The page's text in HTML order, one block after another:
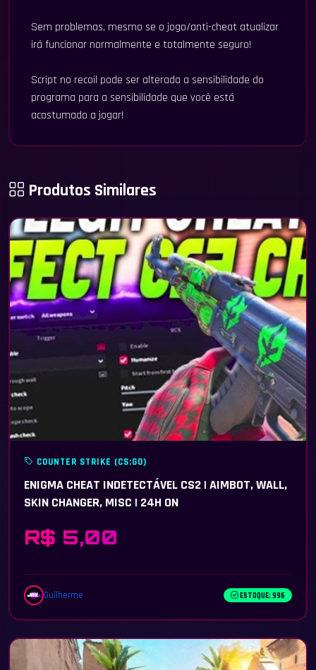
Sem problemas, mesmo se o jogo/anti-cheat atualizar
irá funcionar normalmente e totalmente seguro!
Script no recoil pode ser alterada a sensibilidade do
programa para a sensibilidade que você está
acostumado a jogar!
Produtos Similares
COUNTER STRIKE (CS:GO)
ENIGMA CHEAT INDETECTÁVEL CS2 | AIMBOT, WALL,
SKIN CHANGER, MISC | 24H ON
R$ 5,00
Guilherme ESTOQUE: 996